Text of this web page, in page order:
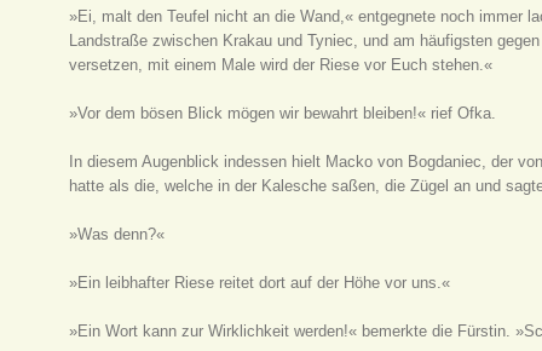
»Ei, malt den Teufel nicht an die Wand,« entgegnete noch immer
Landstraße zwischen Krakau und Tyniec, und am häufigsten
versetzen, mit einem Male wird der Riese vor Euch stehen.«
»Vor dem bösen Blick mögen wir bewahrt bleiben!« rief Ofka.
In diesem Augenblick indessen hielt Macko von Bogdaniec, der
hatte als die, welche in der Kalesche saßen, die Zügel an und
»Was denn?«
»Ein leibhafter Riese reitet dort auf der Höhe vor uns.«
»Ein Wort kann zur Wirklichkeit werden!« bemerkte die Fürstin.